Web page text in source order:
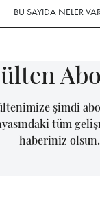
BU SAYIDA NELER
şimdi
tüm
haberiniz olsun.